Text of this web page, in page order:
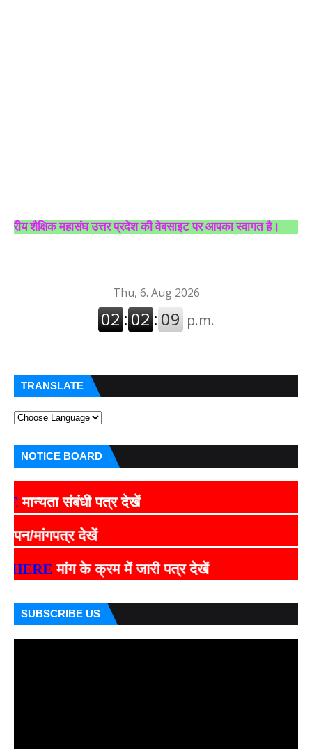
शैक्षिक महासंघ उत्तर प्रदेश की वेबसाइट पर आपका स्वागत है।
TRANSLATE
NOTICE BOARD
संबंधी पत्र देखें
मांगपत्र देखें
मांग के क्रम में जारी पत्र देखें
SUBSCRIBE US